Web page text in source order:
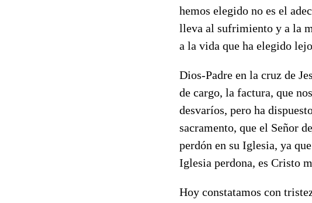
hemos elegido no es el
lleva al sufrimiento y a la
a la vida que ha elegido
Dios-Padre en la cruz de
de cargo, la factura, que
desvaríos, pero ha
sacramento, que el Señor
perdón en su Iglesia, ya
Iglesia perdona, es Cristo
Hoy constatamos con